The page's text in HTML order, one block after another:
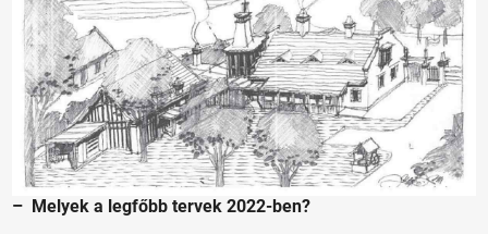
– Melyek a legfőbb tervek 2022-ben?